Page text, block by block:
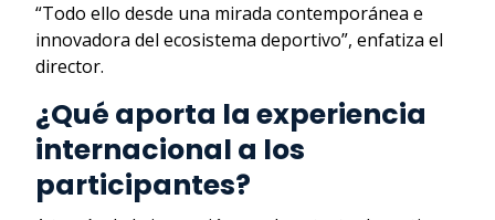
“Todo ello desde una mirada contemporánea e
innovadora del ecosistema deportivo”, enfatiza el
director.
¿Qué aporta la experiencia
internacional a los
participantes?